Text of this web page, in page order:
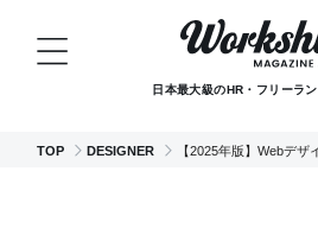
日本最大級のHR・フリーラ
TOP DESIGNER 【2025年版】Webデ